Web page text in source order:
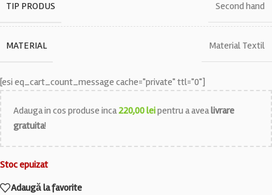
TIP PRODUS Second hand
MATERIAL Material Textil
[esi eq_cart_count_message cache="private" ttl="0"]
Adauga in cos produse inca220,00leipentru a avealivrare
gratuita!
Stoc epuizat
Adaugă la favorite